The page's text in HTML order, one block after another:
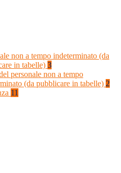
non a tempo indeterminato (da
in tabelle) 3
personale non a tempo
(da pubblicare in tabelle) 2
11